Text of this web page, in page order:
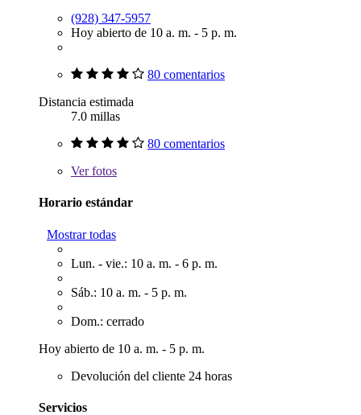
(928) 347-5957
Hoy abierto de 10 a. m. - 5 p. m.
80 comentarios
Distancia estimada
7.0 millas
80 comentarios
Verfotos
Horario estándar
Mostrar todas
Lun. - vie.: 10 a. m. - 6 p. m.
Sáb.: 10 a. m. - 5 p. m.
Dom.: cerrado
Hoy abierto de 10 a. m. - 5 p. m.
Devolución del cliente 24 horas
Servicios